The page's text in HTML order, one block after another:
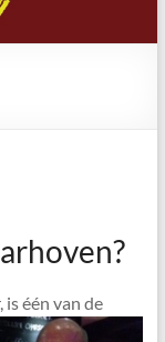
is één van de